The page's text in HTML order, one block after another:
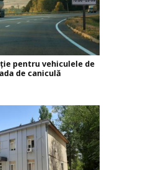
pentru vehiculele de
de caniculă